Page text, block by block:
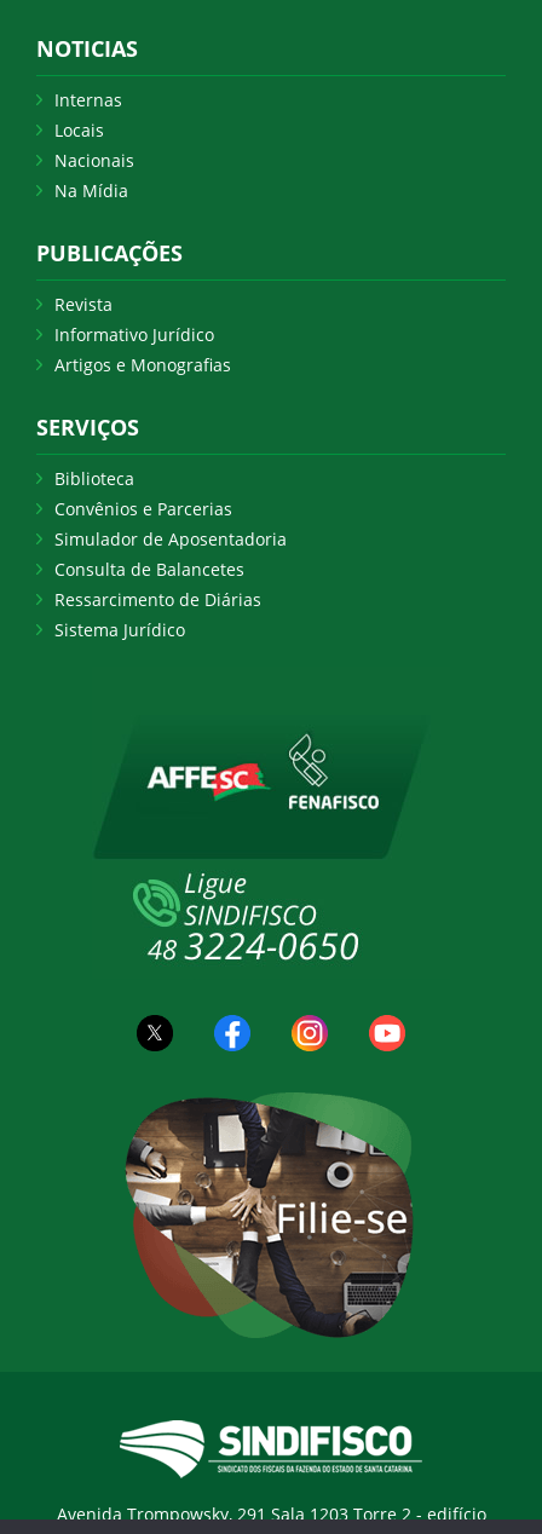
NOTICIAS
Internas
Locais
Nacionais
Na Mídia
PUBLICAÇÕES
Revista
Informativo Jurídico
Artigos e Monografias
SERVIÇOS
Biblioteca
Convênios e Parcerias
Simulador de Aposentadoria
Consulta de Balancetes
Ressarcimento de Diárias
Sistema Jurídico
Avenida Trompowsky, 291 Sala 1203 Torre 2 - edifício